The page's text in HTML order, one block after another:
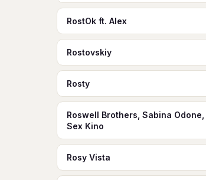
RostOk ft. Alex
Rostovskiy
Rosty
Roswell Brothers, Sabina Odone,
Sex Kino
Rosy Vista